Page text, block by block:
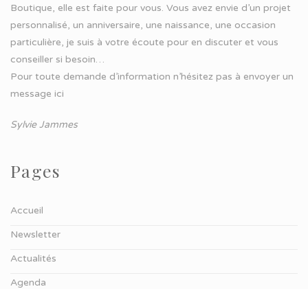
Boutique, elle est faite pour vous. Vous avez envie d’un projet
personnalisé, un anniversaire, une naissance, une occasion
particulière, je suis à votre écoute pour en discuter et vous
conseiller si besoin…
Pour toute demande d’information n’hésitez pas à envoyer un
message ici
Sylvie Jammes
Pages
Accueil
Newsletter
Actualités
Agenda